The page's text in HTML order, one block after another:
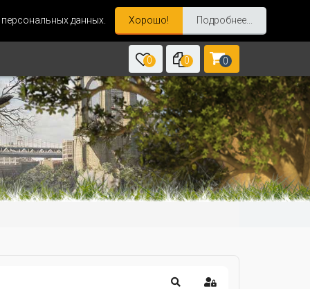
данных. Хорошо! Подробнее...
0 0 0